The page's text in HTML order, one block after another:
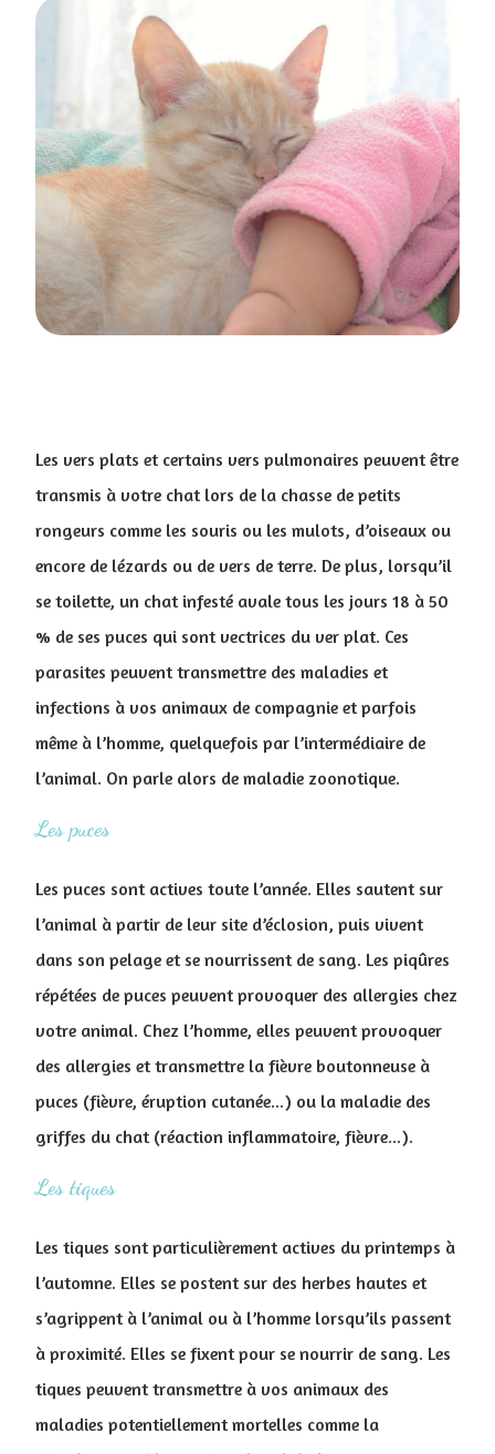
Les vers plats et certains vers pulmonaires peuvent être
transmis à votre chat lors de la chasse de petits
rongeurs comme les souris ou les mulots, d’oiseaux ou
encore de lézards ou de vers de terre. De plus, lorsqu’il
se toilette, un chat infesté avale tous les jours 18 à 50
% de ses puces qui sont vectrices du ver plat. Ces
parasites peuvent transmettre des maladies et
infections à vos animaux de compagnie et parfois
même à l’homme, quelquefois par l’intermédiaire de
l’animal. On parle alors de maladie zoonotique.
Les puces
Les puces sont actives toute l’année. Elles sautent sur
l’animal à partir de leur site d’éclosion, puis vivent
dans son pelage et se nourrissent de sang. Les piqûres
répétées de puces peuvent provoquer des allergies chez
votre animal. Chez l’homme, elles peuvent provoquer
des allergies et transmettre la fièvre boutonneuse à
puces (fièvre, éruption cutanée...) ou la maladie des
griffes du chat (réaction inflammatoire, fièvre...).
Les tiques
Les tiques sont particulièrement actives du printemps à
l’automne. Elles se postent sur des herbes hautes et
s’agrippent à l’animal ou à l’homme lorsqu’ils passent
à proximité. Elles se fixent pour se nourrir de sang. Les
tiques peuvent transmettre à vos animaux des
maladies potentiellement mortelles comme la